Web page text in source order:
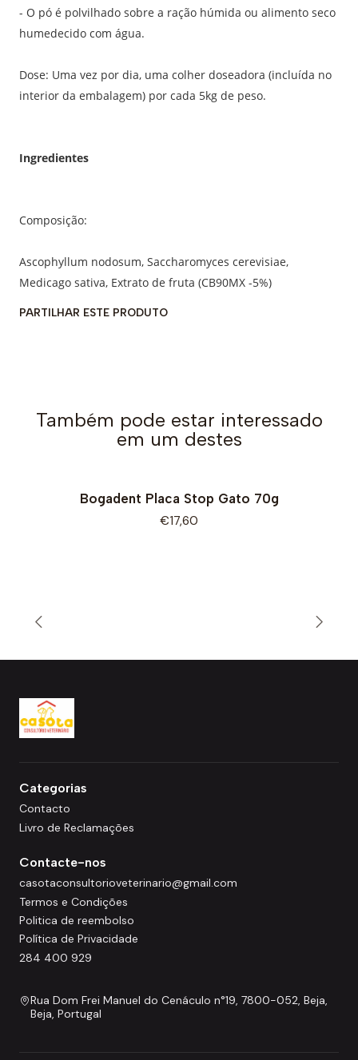
- O pó é polvilhado sobre a ração húmida ou alimento seco
humedecido com água.
Dose: Uma vez por dia, uma colher doseadora (incluída no
interior da embalagem) por cada 5kg de peso.
Ingredientes
Composição:
Ascophyllum nodosum, Saccharomyces cerevisiae,
Medicago sativa, Extrato de fruta (CB90MX -5%)
PARTILHAR ESTE PRODUTO
Também pode estar interessado
em um destes
Bogadent Placa Stop Gato 70g
€17,60
Categorias
Contacto
Livro de Reclamações
Contacte-nos
casotaconsultorioveterinario@gmail.com
Termos e Condições
Politica de reembolso
Política de Privacidade
284 400 929
Rua Dom Frei Manuel do Cenáculo n°19, 7800-052, Beja,
Beja, Portugal